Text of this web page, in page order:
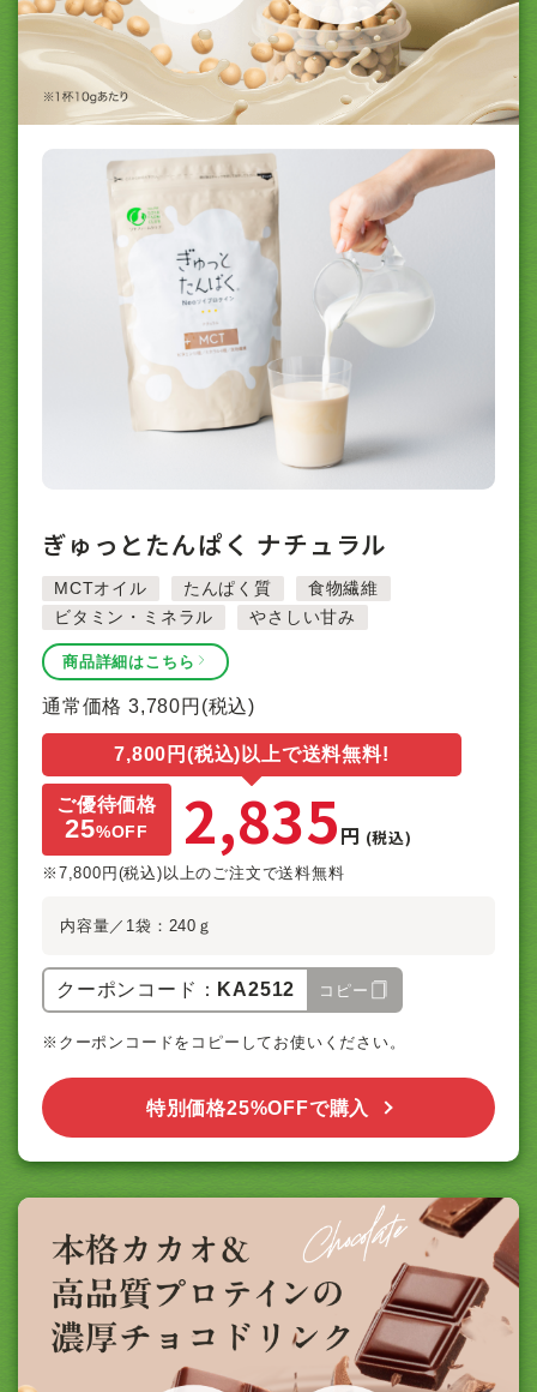
ぎゅっとたんぱく ナチュラル
MCTオイル たんぱく質
食物繊維
ビタミン・ミネラル
やさしい甘み
商品詳細はこちら
通常価格 3,780円(税込)
7,800円(税込)以上で送料無料!
ご優待価格
25%OFF 2,835円 (税込)
※7,800円(税込)以上のご注文で送料無料
内容量／1袋：240ｇ
クーポンコード： KA2512 コピー
※クーポンコードをコピーしてお使いください。
特別価格25%OFFで購入